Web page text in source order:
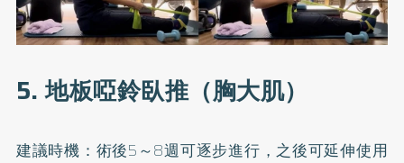
5. 地板啞鈴臥推（胸大肌）
建議時機：術後5～8週可逐步進行，之後可延伸使用